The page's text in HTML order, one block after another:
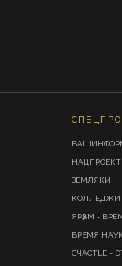
ЗЕМЛЯКИ
КОЛЛЕДЖИ
ЯРҘАМ -
ВРЕМЯ
СЧАСТЬЕ -